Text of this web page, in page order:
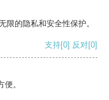
限的隐私和安全性保护。
支持[0] 反对[0]
。